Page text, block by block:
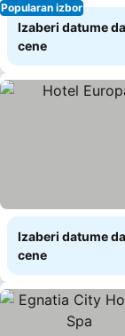
Popularan izbor
Izaberi datume
cene
Izaberi datume
cene